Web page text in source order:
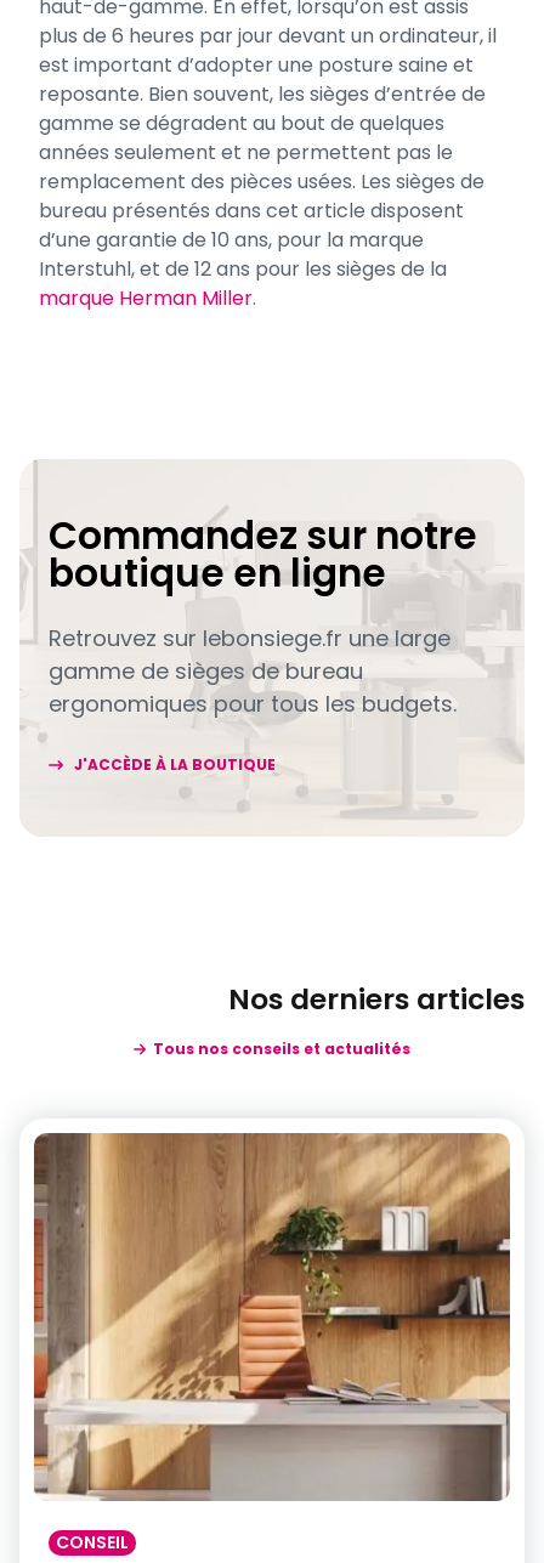
haut-de-gamme. En effet, lorsqu’on est assis
plus de 6 heures par jour devant un ordinateur, il
est important d’adopter une posture saine et
reposante. Bien souvent, les sièges d’entrée de
gamme se dégradent au bout de quelques
années seulement et ne permettent pas le
remplacement des pièces usées. Les sièges de
bureau présentés dans cet article disposent
d’une garantie de 10 ans, pour la marque
Interstuhl, et de 12 ans pour les sièges de la
marque Herman Miller.
Commandez sur notre
boutique en ligne
Retrouvez sur lebonsiege.fr une large
gamme de sièges de bureau
ergonomiques pour tous les budgets.
J'ACCÈDE À LA BOUTIQUE
Nos derniers articles
Tous nos conseils et actualités
CONSEIL